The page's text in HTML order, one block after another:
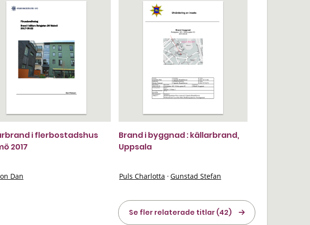
i flerbostadshus
2017
Dan
Brand i byggnad : källarbrand,
Uppsala
Puls Charlotta · Gunstad Stefan
Se fler relaterade titlar (42)